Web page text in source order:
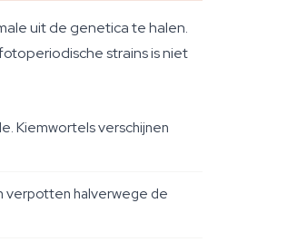
uit de genetica te halen.
strains is niet
Kiemwortels verschijnen
verpotten halverwege de